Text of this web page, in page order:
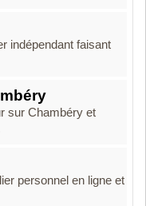
indépendant faisant
sur Chambéry et
personnel en ligne et